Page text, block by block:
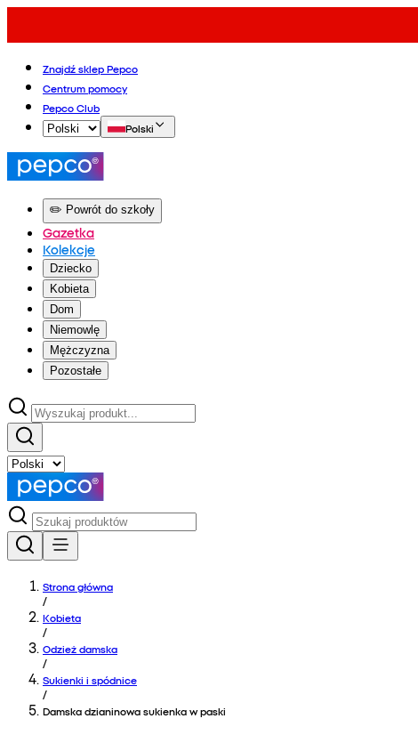
Znajdź sklep Pepco
Centrum pomocy
Pepco Club
Polski
✏️ Powrót do szkoły
Gazetka
Kolekcje
Dziecko
Kobieta
Dom
Niemowlę
Mężczyzna
Pozostałe
Strona główna
/
Kobieta
/
Odzież damska
/
Sukienki i spódnice
/
Damska dzianinowa sukienka w paski